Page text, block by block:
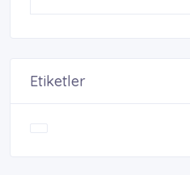
Etiketler